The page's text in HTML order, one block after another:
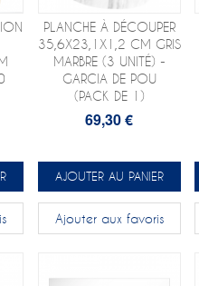
PLANCHE À DÉCOUPER
35,6X23,1X1,2 CM GRIS
MARBRE (3 UNITÉ) -
GARCIA DE POU
(PACK DE 1)
69,30 €
AJOUTER AU PANIER
Ajouter aux favoris